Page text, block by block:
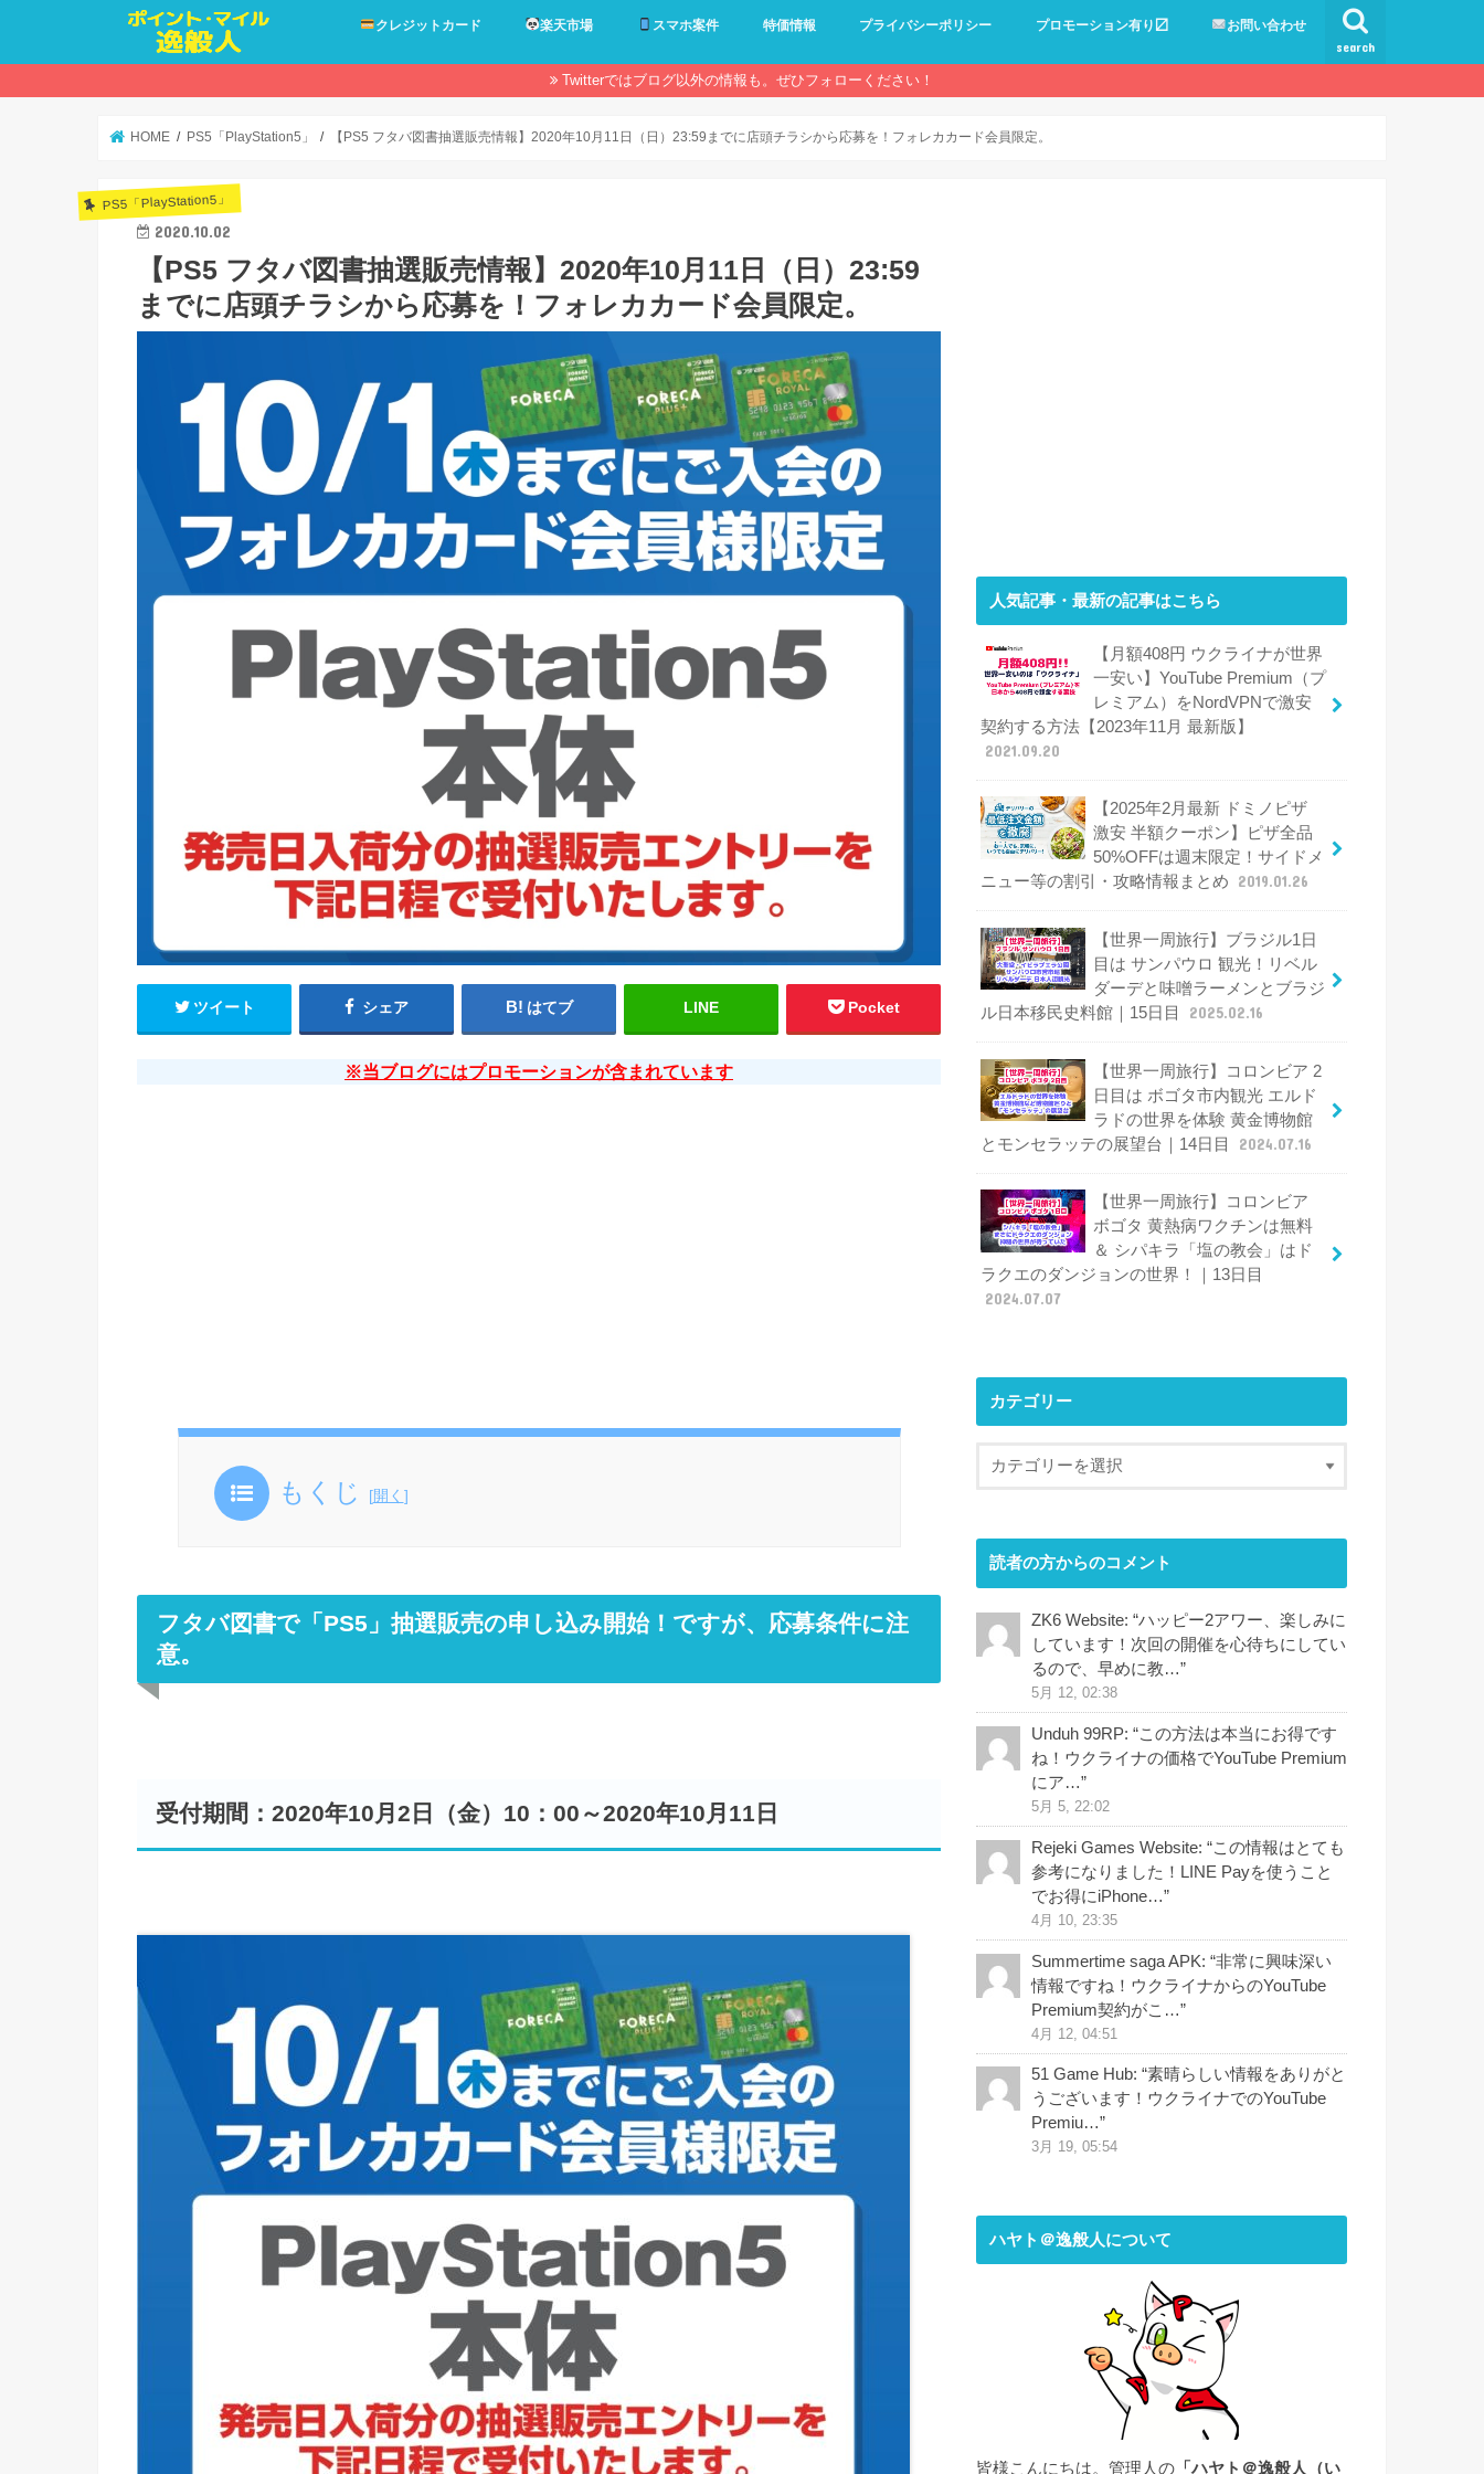
search
クレジットカード 楽天市場 スマホ案件 特価情報 プライバシーポリシー プロモーション有り〼 お問い合わせ
Twitterではブログ以外の情報も。ぜひフォローください！
HOME PS5「PlayStation5」 【PS5 フタバ図書抽選販売情報】2020年10月11日（日）23:59までに店頭チラシから応募を！フォレカカード会員限定。
PS5「PlayStation5」
2020.10.02
【PS5 フタバ図書抽選販売情報】2020年10月11日（日）23:59
までに店頭チラシから応募を！フォレカカード会員限定。
ツイート シェア はてブ LINE Pocket
※当ブログにはプロモーションが含まれています
もくじ [開く ]
フタバ図書で「PS5」抽選販売の申し込み開始！ですが、応募条件に注
意。
受付期間：2020年10月2日（金）10：00～2020年10月11日
人気記事・最新の記事はこちら
【月額408円 ウクライナが世界
一安い】YouTube Premium（プ
レミアム）をNordVPNで激安
契約する方法【2023年11月 最新版】
2021.09.20
【2025年2月最新 ドミノピザ
激安 半額クーポン】ピザ全品
50%OFFは週末限定！サイドメ
ニュー等の割引・攻略情報まとめ
2019.01.26
【世界一周旅行】ブラジル1日
目は サンパウロ 観光！リベル
ダーデと味噌ラーメンとブラジ
ル日本移民史料館｜15日目
2025.02.16
【世界一周旅行】コロンビア 2
日目は ボゴタ市内観光 エルド
ラドの世界を体験 黄金博物館
とモンセラッテの展望台｜14日目
2024.07.16
【世界一周旅行】コロンビア
ボゴタ 黄熱病ワクチンは無料
＆ シパキラ「塩の教会」はド
ラクエのダンジョンの世界！｜13日目
2024.07.07
カテゴリー
読者の方からのコメント
ZK6 Website: “ハッピー2アワー、楽しみに
しています！次回の開催を心待ちにしてい
るので、早めに教…”
5月 12, 02:38
Unduh 99RP: “この方法は本当にお得です
ね！ウクライナの価格でYouTube Premium
にア…”
5月 5, 22:02
Rejeki Games Website: “この情報はとても
参考になりました！LINE Payを使うこと
でお得にiPhone…”
4月 10, 23:35
Summertime saga APK: “非常に興味深い
情報ですね！ウクライナからのYouTube
Premium契約がこ…”
4月 12, 04:51
51 Game Hub: “素晴らしい情報をありがと
うございます！ウクライナでのYouTube
Premiu…”
3月 19, 05:54
ハヤト＠逸般人について
皆様こんにちは。管理人の 「ハヤト＠逸般人（い